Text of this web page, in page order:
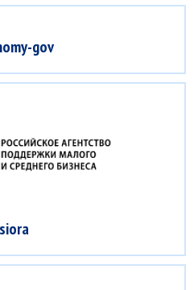
gov
siora